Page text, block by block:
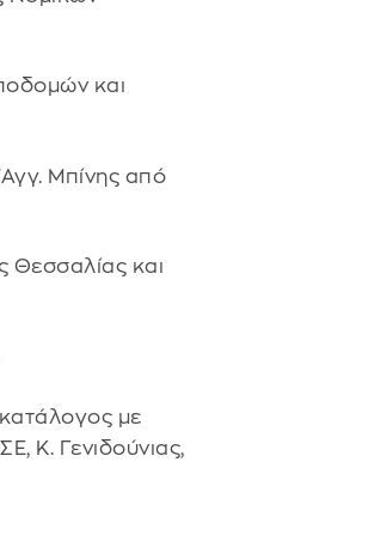
και
Μπίνης από
Θεσσαλίας και
με
Κ. Γενιδούνιας,